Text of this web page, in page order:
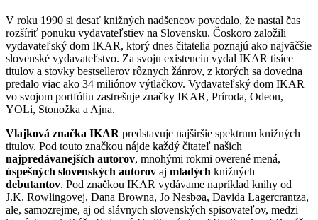
V roku 1990 si desať knižných nadšencov povedalo, že nastal čas
rozšíriť ponuku vydavateľstiev na Slovensku. Čoskoro založili
vydavateľský dom IKAR, ktorý dnes čitatelia poznajú ako najväčšie
slovenské vydavateľstvo. Za svoju existenciu vydal IKAR tisíce
titulov a stovky bestsellerov rôznych žánrov, z ktorých sa dovedna
predalo viac ako 34 miliónov výtlačkov. Vydavateľský dom IKAR
vo svojom portfóliu zastrešuje značky IKAR, Príroda, Odeon,
YOLi, Stonožka a Ajna.
Vlajková značka IKAR predstavuje najširšie spektrum knižných
titulov. Pod touto značkou nájde každý čitateľ našich
najpredávanejších autorov, mnohými rokmi overené mená,
úspešných slovenských autorov aj mladých knižných
debutantov. Pod značkou IKAR vydávame napríklad knihy od
J.K. Rowlingovej, Dana Browna, Jo Nesbøa, Davida Lagercrantza,
ale, samozrejme, aj od slávnych slovenských spisovateľov, medzi